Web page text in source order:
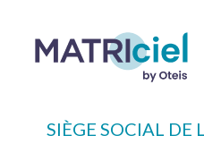
SIÈGE SOCIAL DE